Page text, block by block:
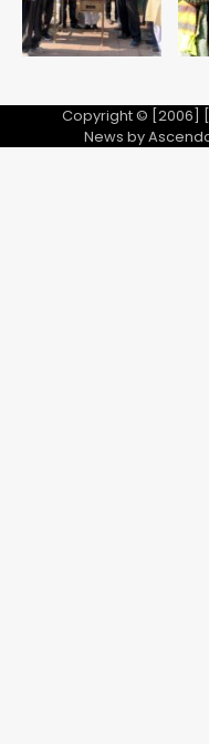
Copyright © [2006]
News by